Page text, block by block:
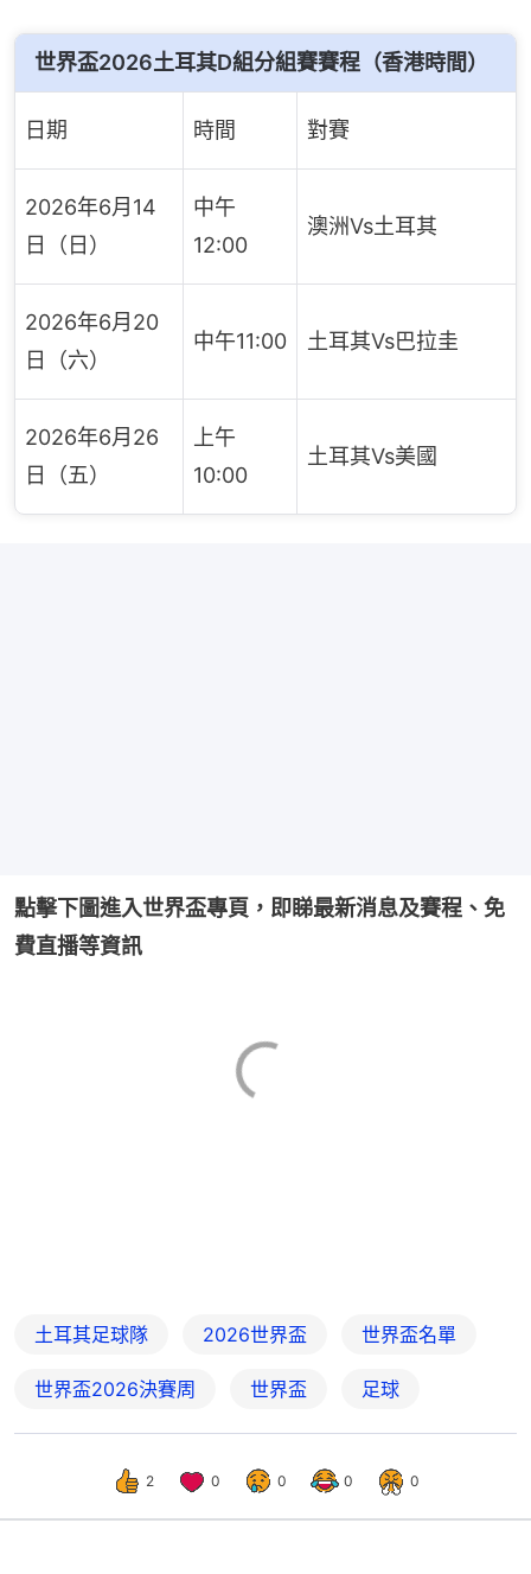
世界盃2026土耳其D組分組賽賽程（香港時間）
日期 時間 對賽
2026年6月14
日（日）
中午
12:00
澳洲Vs土耳其
2026年6月20
日（六）
中午11:00 土耳其Vs巴拉圭
2026年6月26
日（五）
上午
10:00
土耳其Vs美國
點擊下圖進入世界盃專頁，即睇最新消息及賽程、免
費直播等資訊
土耳其足球隊 2026世界盃 世界盃名單
世界盃2026決賽周 世界盃 足球
2 0 0 0 0